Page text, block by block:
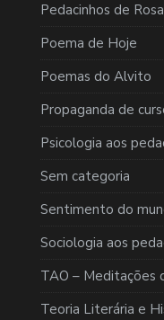
Pedacinhos de Rosa
Poema de Hoje
Poemas do Alvito
Propaganda de
Psicologia aos
Sem categoria
Sentimento do
Sociologia aos
TAO – Meditações
Teoria Literária e